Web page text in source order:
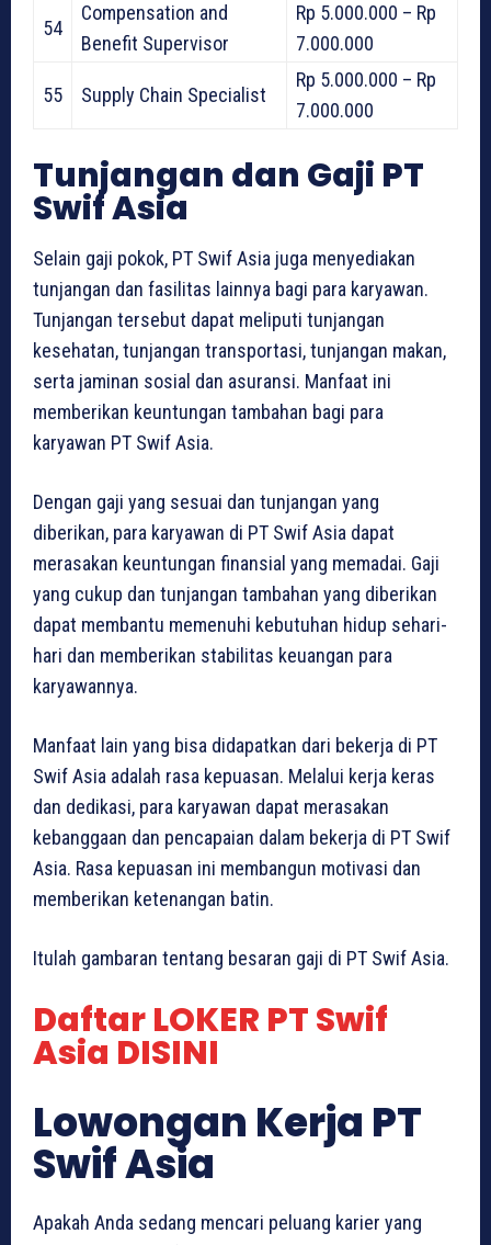
54
Compensation and
Benefit Supervisor
Rp 5.000.000 – Rp
7.000.000
55 Supply Chain Specialist
Rp 5.000.000 – Rp
7.000.000
Tunjangan dan Gaji PT
Swif Asia
Selain gaji pokok, PT Swif Asia juga menyediakan
tunjangan dan fasilitas lainnya bagi para karyawan.
Tunjangan tersebut dapat meliputi tunjangan
kesehatan, tunjangan transportasi, tunjangan makan,
serta jaminan sosial dan asuransi. Manfaat ini
memberikan keuntungan tambahan bagi para
karyawan PT Swif Asia.
Dengan gaji yang sesuai dan tunjangan yang
diberikan, para karyawan di PT Swif Asia dapat
merasakan keuntungan finansial yang memadai. Gaji
yang cukup dan tunjangan tambahan yang diberikan
dapat membantu memenuhi kebutuhan hidup sehari-
hari dan memberikan stabilitas keuangan para
karyawannya.
Manfaat lain yang bisa didapatkan dari bekerja di PT
Swif Asia adalah rasa kepuasan. Melalui kerja keras
dan dedikasi, para karyawan dapat merasakan
kebanggaan dan pencapaian dalam bekerja di PT Swif
Asia. Rasa kepuasan ini membangun motivasi dan
memberikan ketenangan batin.
Itulah gambaran tentang besaran gaji di PT Swif Asia.
Daftar LOKER PT Swif
Asia DISINI
Lowongan Kerja PT
Swif Asia
Apakah Anda sedang mencari peluang karier yang